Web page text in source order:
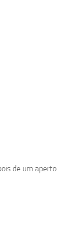
de um